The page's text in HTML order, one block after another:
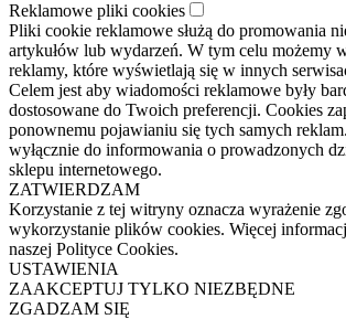
Reklamowe pliki cookies
Pliki cookie reklamowe służą do promowania
artykułów lub wydarzeń. W tym celu możemy
reklamy, które wyświetlają się w innych
Celem jest aby wiadomości reklamowe były
dostosowane do Twoich preferencji. Cookies
ponownemu pojawianiu się tych samych
wyłącznie do informowania o prowadzonych
sklepu internetowego.
ZATWIERDZAM
Korzystanie z tej witryny oznacza wyrażenie
wykorzystanie plików cookies. Więcej
naszej Polityce Cookies.
USTAWIENIA
ZAAKCEPTUJ TYLKO NIEZBĘDNE
ZGADZAM SIĘ